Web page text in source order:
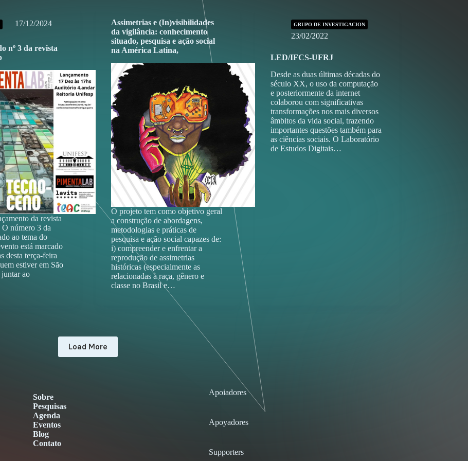
17/12/2024
nº 3 da revista
da revista
número 3 da
ao tema do
está marcado
desta terça-feira
estiver em São
juntar ao
Assimetrias e (In)visibilidades
da vigilância: conhecimento
situado, pesquisa e ação social
na América Latina,
O projeto tem como objetivo geral
a construção de abordagens,
metodologias e práticas de
pesquisa e ação social capazes de:
i) compreender e enfrentar a
reprodução de assimetrias
históricas (especialmente as
relacionadas à raça, gênero e
classe no Brasil e…
GRUPO DE INVESTIGACION
23/02/2022
LED/IFCS-UFRJ
Desde as duas últimas décadas do
século XX, o uso da computação
e posteriormente da internet
colaborou com significativas
transformações nos mais diversos
âmbitos da vida social, trazendo
importantes questões também para
as ciências sociais. O Laboratório
de Estudos Digitais…
Load More
Sobre
Pesquisas
Agenda
Eventos
Blog
Contato
Apoiadores
Apoyadores
Supporters